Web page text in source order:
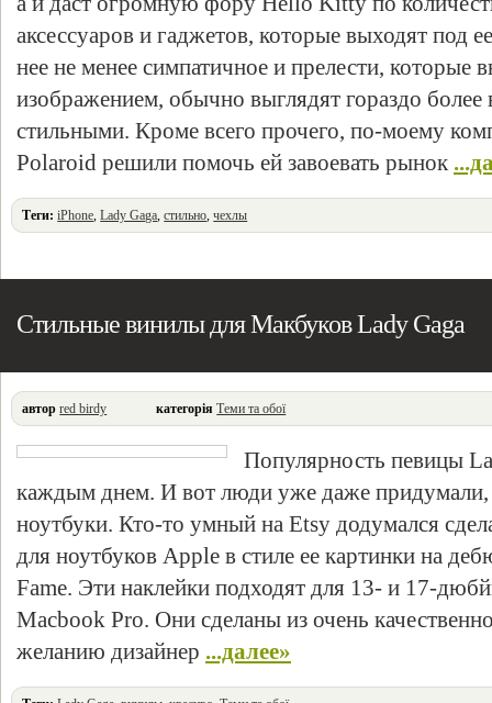
аксессуаров и гаджетов, которые выходят под
нее не менее симпатичное и прелести, которые
изображением, обычно выглядят гораздо
стильными. Кроме всего прочего, по-моему
Polaroid решили помочь ей завоевать рынок
Теги: iPhone,Lady Gaga,стильно,чехлы
Стильные винилы для Макбуков Lady Gaga
автор red birdy категорія Теми та обої
Популярность певицы
каждым днем. И вот люди уже даже придумали,
ноутбуки. Кто-то умный на Etsy додумался
для ноутбуков Apple в стиле ее картинки на
Fame. Эти наклейки подходят для 13- и 17-
Macbook Pro. Они сделаны из очень
желанию дизайнер ...далее»